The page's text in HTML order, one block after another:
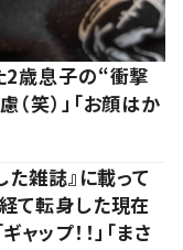
2歳息子の“衝撃
笑）」「お顔はか
雑誌』に載って
て転身した現在
ップ！！」「まさ